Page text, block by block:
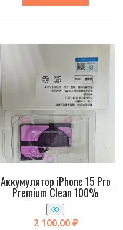
Аккумулятор iPhone 15 Pro
Premium Clean 100%
2 100,00₽